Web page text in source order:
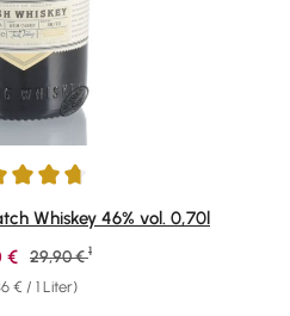
von 4.79 von 5 Sternen
Whiskey 46% vol. 0,70l
€ / 1 Liter)
Verkaufspreis:
€ Regulärer Preis:
29,90 € 1